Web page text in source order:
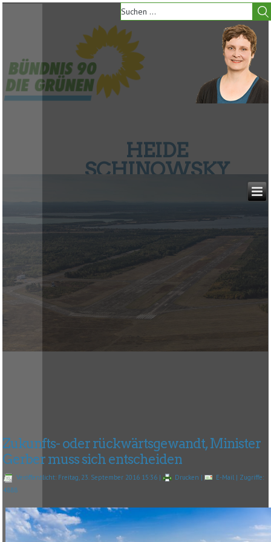
HEIDE
SCHINOWSKY
Zukunfts- oder rückwärtsgewandt, Minister
Gerber muss sich entscheiden
Veröffentlicht: Freitag, 23. September 2016 15:36 | Drucken | E-Mail | Zugriffe:
4888